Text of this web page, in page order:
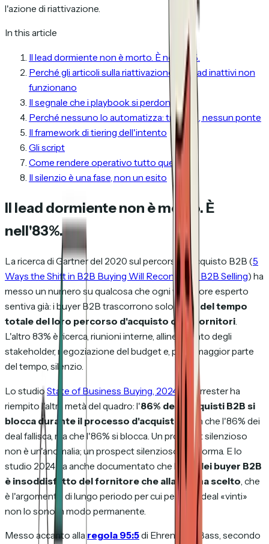
l'azione di riattivazione.
In this article
Il lead dormiente non è morto. È nell'83%.
Perché gli articoli sulla riattivazione dei lead inattivi non
funzionano
Il segnale che i playbook si perdono
Perché nessuno lo automatizza: tre silos, nessun ponte
Il framework di tiering dell'intento
Gli script
Come rendere operativo tutto questo
Il silenzio è una fase, non un esito
Il lead dormiente non è morto. È
nell'83%.
La ricerca di Gartner del 2020 sul percorso d'acquisto B2B (5
Ways the Shift in B2B Buying Will Reconfigure B2B Selling) ha
messo un numero su qualcosa che ogni venditore esperto
sentiva già: i buyer B2B trascorrono solo il17% del tempo
totale del loro percorso d'acquisto con i fornitori.
L'altro 83% è ricerca, riunioni interne, allineamento degli
stakeholder, negoziazione del budget e, per la maggior parte
del tempo, silenzio.
Lo studio State of Business Buying, 2024 di Forrester ha
riempito l'altra metà del quadro: l'86% degli acquisti B2B si
blocca durante il processo d'acquisto
. Non che l'86% dei
deal fallisca, ma che l'86% si blocca . Un prospect silenzioso
non è un'anomalia; un prospect silenzioso è la norma. E lo
studio 2024 ha anche documentato che l' 81% dei buyer B2B
è insoddisfatto del fornitore che alla fine ha scelto , che
è l'argomento di lungo periodo per cui persino i deal «vinti»
non lo sono in modo permanente.
Messo accanto alla regola 95:5di Ehrenberg-Bass, secondo